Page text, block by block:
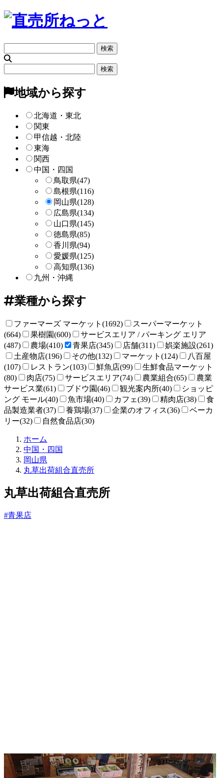
リ
索
ー
検
地域から探す
北海道・東北
関東
甲信越・北陸
東海
関西
中国・四国
鳥取県(47)
島根県(116)
岡山県(128)
広島県(134)
山口県(145)
徳島県(85)
香川県(94)
愛媛県(125)
高知県(136)
九州・沖縄
業種から探す
ファーマーズ マーケット(1692)
スーパーマーケット
(664)
果樹園(600)
サービスエリア / パーキング エリア
(487)
農場(410) 青果店(345) 店舗(311)
娯楽施設(261)
土産物店(196)
その他(132) マーケット(124)
八百屋
(107)
レストラン(103) 鮮魚店(99)
生鮮食品マーケット
(80)
肉店(75) サービスエリア(74) 農業組合(65)
農業
サービス業(61)
ブドウ園(46) 観光案内所(40)
ショッピ
ング モール(40)
魚市場(40) カフェ(39) 精肉店(38)
食
品製造業者(37)
養鶏場(37) 企業のオフィス(36)
ベーカ
リー(32)
自然食品店(30)
ホーム
売
ね
と
中国・四国
岡山県
丸草出荷組合直売所
丸草出荷組合直売所
#青果店